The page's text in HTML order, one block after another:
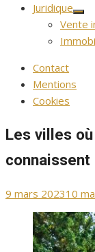
Juridique
le
Vente
Contact
Mentions
Cookies
Les villes
Publié
9 mars 202310